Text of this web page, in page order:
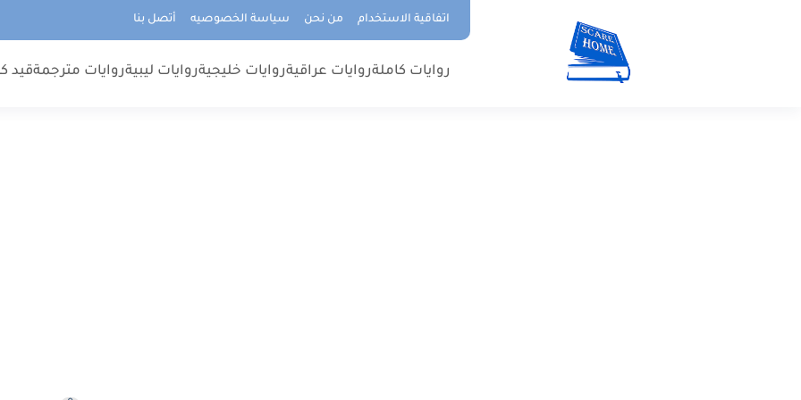
اتفاقية الاستخدام من نحن سياسة الخصوصيه أتصل بنا
روايات كاملةروايات عراقيةروايات خليجيةروايات ليبيةروايات مترجمةقيد